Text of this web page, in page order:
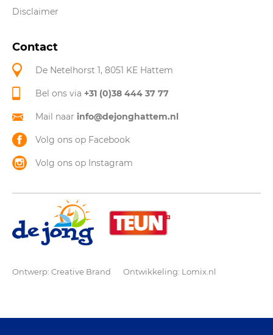
Disclaimer
Contact
De Netelhorst 1, 8051 KE Hattem
Bel ons via +31 (0)38 444 37 77
Mail naar info@dejonghattem.nl
Volg ons op Facebook
Volg ons op Instagram
Ontwerp: Creative Brand Ontwikkeling: Lomix.nl